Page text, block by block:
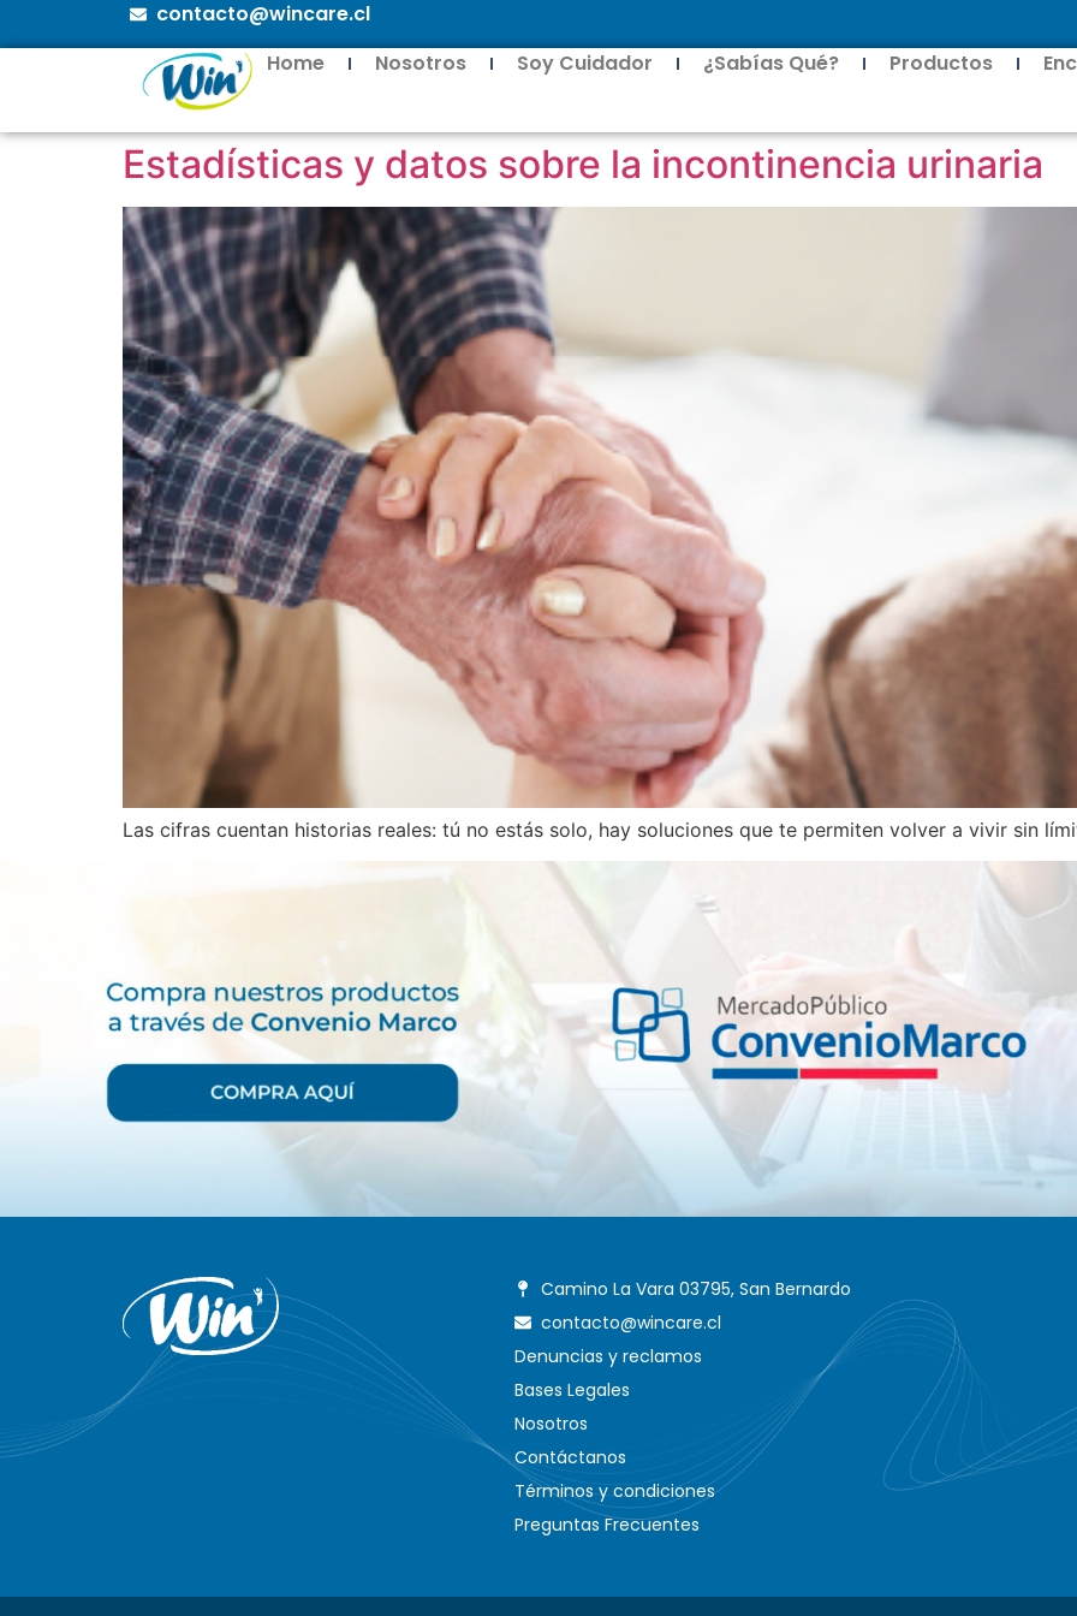
contacto@wincare.cl
Home
Nosotros Soy Cuidador ¿Sabías Qué? Productos
Estadísticas y datos sobre la incontinencia urinaria
Las cifras cuentan historias reales: tú no estás solo, hay soluciones que te permiten volver a vivir sin
Camino La Vara 03795, San Bernardo
contacto@wincare.cl
Denuncias y reclamos
Bases Legales
Nosotros
Contáctanos
Términos y condiciones
Preguntas Frecuentes